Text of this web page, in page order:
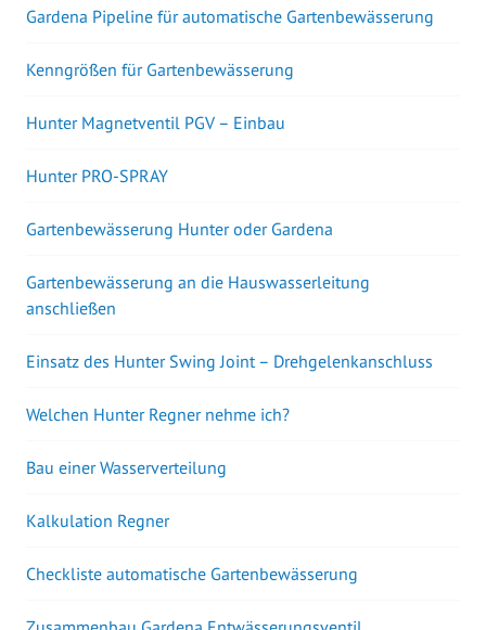
Gardena Pipeline für automatische Gartenbewässerung
Kenngrößen für Gartenbewässerung
Hunter Magnetventil PGV – Einbau
Hunter PRO-SPRAY
Gartenbewässerung Hunter oder Gardena
Gartenbewässerung an die Hauswasserleitung
anschließen
Einsatz des Hunter Swing Joint – Drehgelenkanschluss
Welchen Hunter Regner nehme ich?
Bau einer Wasserverteilung
Kalkulation Regner
Checkliste automatische Gartenbewässerung